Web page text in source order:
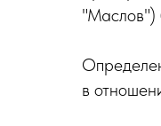
"Маслов")
в